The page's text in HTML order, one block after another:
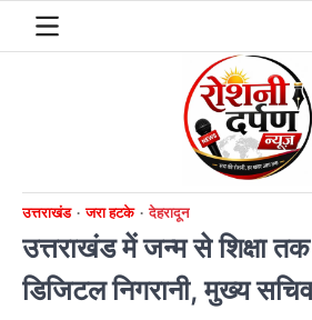
उत्तराखंड जरा हटके देहरादून
उत्तराखंड में जन्म से शिक्षा तक
डिजिटल निगरानी, मुख्य